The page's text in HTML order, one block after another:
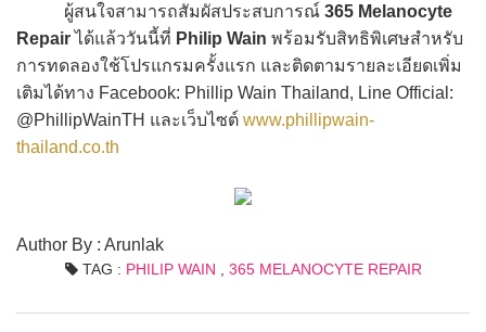
ผู้สนใจสามารถสัมผัสประสบการณ์ 365 Melanocyte
Repairได้แล้ววันนี้ที่ Philip Wain พร้อมรับสิทธิพิเศษสำหรับ
การทดลองใช้โปรแกรมครั้งแรก และติดตามรายละเอียดเพิ่ม
เติมได้ทาง Facebook: Phillip Wain Thailand, Line Official:
@PhillipWainTH และเว็บไซต์ www.phillipwain-
thailand.co.th
Author By : Arunlak
TAG : PHILIP WAIN 365 MELANOCYTE REPAIR